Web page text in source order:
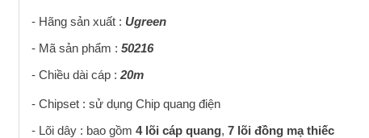
- Hãng sản xuất : Ugreen
- Mã sản phẩm : 50216
- Chiều dài cáp : 20m
- Chipset : sử dụng Chip quang điện
- Lõi dây : bao gồm 4 lõi cáp quang, 7 lõi đồng mạ thiếc